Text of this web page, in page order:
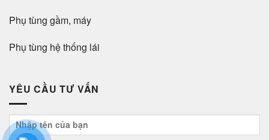
Phụ tùng gầm, máy
Phụ tùng hệ thống lái
YÊU CẦU TƯ VẤN